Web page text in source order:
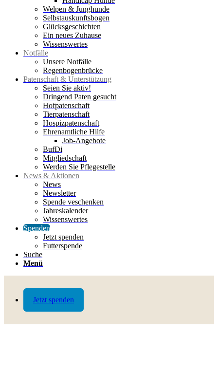
Jetzt spenden
Welpen & Junghunde
Selbstauskunftsbogen
Glücksgeschichten
Ein neues Zuhause
Wissenswertes
Notfälle
Unsere Notfälle
Regenbogenbrücke
Patenschaft & Unterstützung
Seien Sie aktiv!
Dringend Paten gesucht
Hofpatenschaft
Tierpatenschaft
Hospizpatenschaft
Ehrenamtliche Hilfe
Job-Angebote
BufDi
Mitgliedschaft
Werden Sie Pflegestelle
News & Aktionen
News
Newsletter
Spende veschenken
Jahreskalender
Wissenswertes
Spenden
Jetzt spenden
Futterspende
Suche
Menü